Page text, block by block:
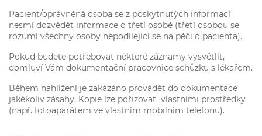
Pacient/oprávněná osoba se z poskytnutých informací
nesmí dozvědět informace o třetí osobě (třetí osobou se
rozumí všechny osoby nepodílející se na péči o pacienta).
Pokud budete potřebovat některé záznamy vysvětlit,
domluví Vám dokumentační pracovnice schůzku s lékařem.
Během nahlížení je zakázáno provádět do dokumentace
jakékoliv zásahy. Kopie lze pořizovat vlastními prostředky
(např. fotoaparátem ve vlastním mobilním telefonu).